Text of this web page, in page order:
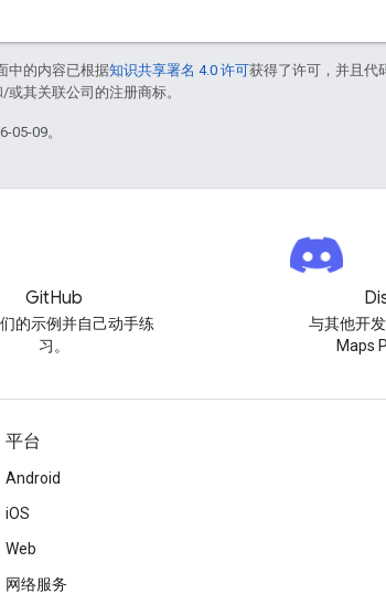
中的内容已根据知识共享署名 4.0 许可获得了许可，并且代
/或其关联公司的注册商标。
05-09。
GitHub
的示例并自己动手练
习。
与其他开
Maps
平台
Android
iOS
Web
网络服务